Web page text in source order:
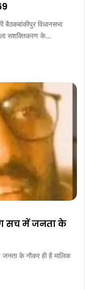
बैठकबांकीपुर विधानसभा
सशक्तिकरण के…
सच में जनता के
के नौकर ही है मालिक